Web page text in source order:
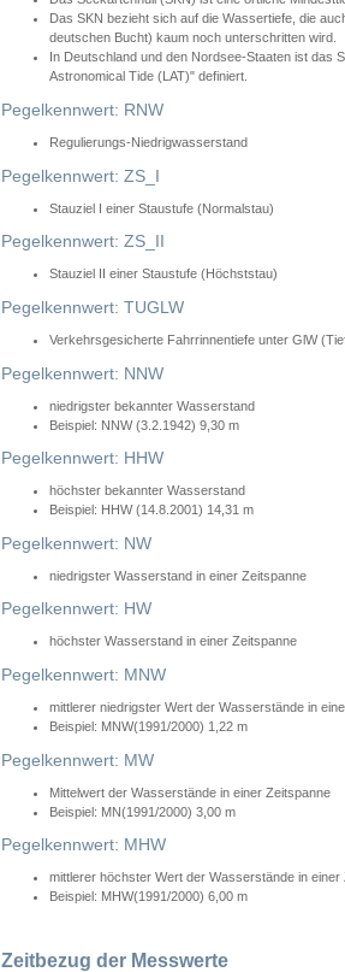
Das SKN bezieht sich auf die Wassertiefe, die
deutschen Bucht) kaum noch unterschritten wird.
In Deutschland und den Nordsee-Staaten ist das
Astronomical Tide (LAT)" definiert.
Pegelkennwert: RNW
Regulierungs-Niedrigwasserstand
Pegelkennwert: ZS_I
Stauziel I einer Staustufe (Normalstau)
Pegelkennwert: ZS_II
Stauziel II einer Staustufe (Höchststau)
Pegelkennwert: TUGLW
Verkehrsgesicherte Fahrrinnentiefe unter GlW
Pegelkennwert: NNW
niedrigster bekannter Wasserstand
Beispiel: NNW (3.2.1942) 9,30 m
Pegelkennwert: HHW
höchster bekannter Wasserstand
Beispiel: HHW (14.8.2001) 14,31 m
Pegelkennwert: NW
niedrigster Wasserstand in einer Zeitspanne
Pegelkennwert: HW
höchster Wasserstand in einer Zeitspanne
Pegelkennwert: MNW
mittlerer niedrigster Wert der Wasserstände in
Beispiel: MNW(1991/2000) 1,22 m
Pegelkennwert: MW
Mittelwert der Wasserstände in einer Zeitspanne
Beispiel: MN(1991/2000) 3,00 m
Pegelkennwert: MHW
mittlerer höchster Wert der Wasserstände in einer
Beispiel: MHW(1991/2000) 6,00 m
Zeitbezug der Messwerte